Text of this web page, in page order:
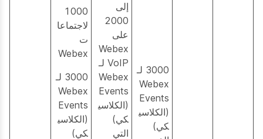
3000 لـ
Webex
Events
(الكلاسي
كي)
إلى
2000
على
Webex
VoIP لـ
Webex
Events
(الكلاسي
كي)
التي
1000
لاجتماعا
ت
Webex
3000 لـ
Webex
Events
(الكلاسي
كي)